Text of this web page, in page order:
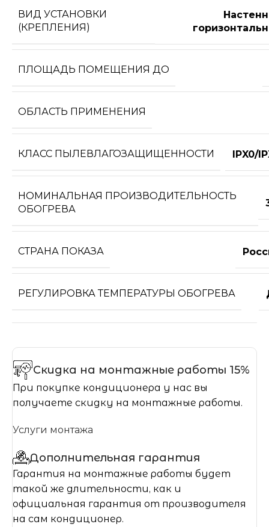
ВИД УСТАНОВКИ
(КРЕПЛЕНИЯ)
ПЛОЩАДЬ ПОМЕЩЕНИЯ ДО
ОБЛАСТЬ ПРИМЕНЕНИЯ
КЛАСС ПЫЛЕВЛАГОЗАЩИЩЕННОСТИ IPX0/
НОМИНАЛЬНАЯ ПРОИЗВОДИТЕЛЬНОСТЬ
ОБОГРЕВА
СТРАНА ПОКАЗА
РЕГУЛИРОВКА ТЕМПЕРАТУРЫ ОБОГРЕВА
Скидка на монтажные работы 15%
При покупке кондиционера у нас вы
получаете скидку на монтажные работы.
Услуги монтажа
Дополнительная гарантия
Гарантия на монтажные работы будет
такой же длительности, как и
официальная гарантия от производителя
на сам кондиционер.